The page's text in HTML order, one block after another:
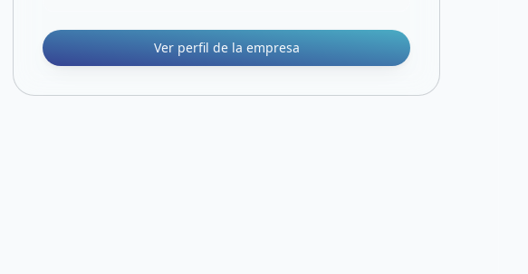
Ver perfil de la empresa